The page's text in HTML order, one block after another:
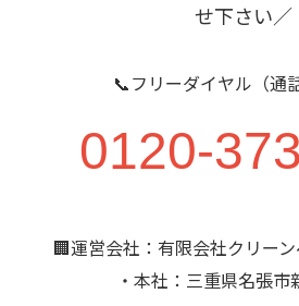
せ下さい／
📞フリーダイヤル（通
0120-
🏢運営会社：有限会社クリー
・本社：三重県名張市